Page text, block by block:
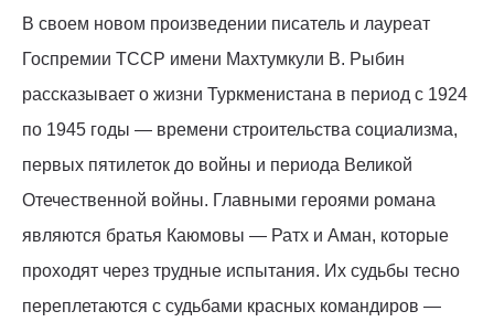
В своем новом произведении писатель и лауреат
Госпремии ТССР имени Махтумкули В. Рыбин
рассказывает о жизни Туркменистана в период с 1924
по 1945 годы — времени строительства социализма,
первых пятилеток до войны и периода Великой
Отечественной войны. Главными героями романа
являются братья Каюмовы — Ратх и Аман, которые
проходят через трудные испытания. Их судьбы тесно
переплетаются с судьбами красных командиров —